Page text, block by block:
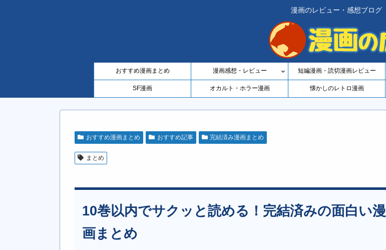
漫画のレビュー・感想ブログ
おすすめ漫画まとめ 漫画感想・レビュー 短編漫画・読切漫画レビュー
SF漫画 オカルト・ホラー漫画 懐かしのレトロ漫画
おすすめ漫画まとめ おすすめ記事 完結済み漫画まとめ
まとめ
10巻以内でサクッと読める！完結済みの面白い漫
画まとめ